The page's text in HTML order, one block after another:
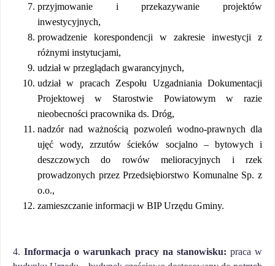
przyjmowanie i przekazywanie projektów
inwestycyjnych,
prowadzenie korespondencji w zakresie inwestycji z
różnymi instytucjami,
udział w przeglądach gwarancyjnych,
udział w pracach Zespołu Uzgadniania Dokumentacji
Projektowej w Starostwie Powiatowym w razie
nieobecności pracownika ds. Dróg,
nadzór nad ważnością pozwoleń wodno-prawnych dla
ujęć wody, zrzutów ścieków socjalno – bytowych i
deszczowych do rowów melioracyjnych i rzek
prowadzonych przez Przedsiębiorstwo Komunalne Sp. z
o.o.,
zamieszczanie informacji w BIP Urzędu Gminy.
4.Informacja o warunkach pracy na stanowisku: praca w